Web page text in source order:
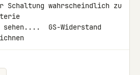
Schaltung wahrscheindlich zu
GS-Widerstand